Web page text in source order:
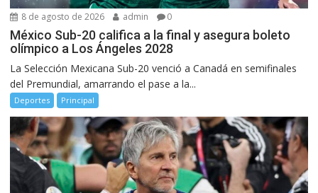
8 de agosto de 2026 admin 0
México Sub-20 califica a la final y asegura boleto
olímpico a Los Ángeles 2028
La Selección Mexicana Sub-20 venció a Canadá en semifinales
del Premundial, amarrando el pase a la...
Deportes Principal